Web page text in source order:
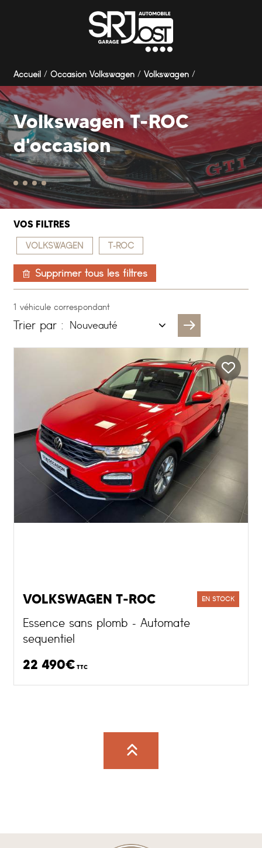
Accueil Occasion Volkswagen Volkswagen
Volkswagen T-ROC
d'occasion
VOS FILTRES
VOLKSWAGEN T-ROC
Supprimer tous les filtres
1 véhicule correspondant
Trier par :
VOLKSWAGEN T-ROC EN STOCK
Essence sans plomb - Automate
sequentiel
22 490€ TTC